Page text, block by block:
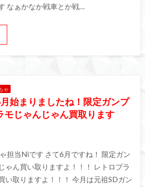
なぁかなか戦車とか戦…
ゃ
月始まりましたね！限定ガンプ
じゃんじゃん買取ります
担当Niです さて6月ですね！ 限定ガン
ゃん買い取りますよ！！！ レトロプラ
い取りますよ！！！ 今月は元祖SDガン